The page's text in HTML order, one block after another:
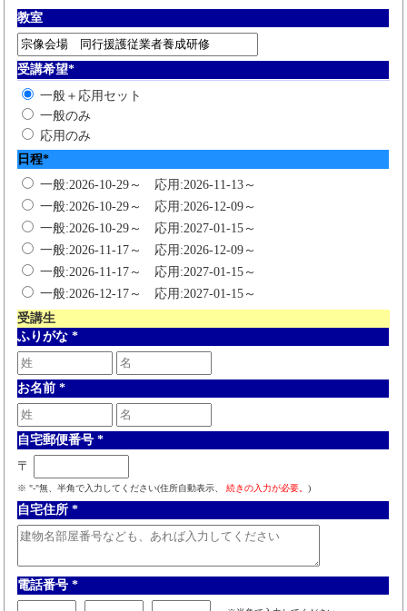
教室
受講希望*
一般＋応用セット
一般のみ
応用のみ
日程*
一般:2026-10-29～ 応用:2026-11-13～
一般:2026-10-29～ 応用:2026-12-09～
一般:2026-10-29～ 応用:2027-01-15～
一般:2026-11-17～ 応用:2026-12-09～
一般:2026-11-17～ 応用:2027-01-15～
一般:2026-12-17～ 応用:2027-01-15～
受講生
ふりがな *
お名前 *
自宅郵便番号 *
〒
※ "-"無、半角で入力してください(住所自動表示、 続きの入力が必要。 )
自宅住所 *
電話番号 *